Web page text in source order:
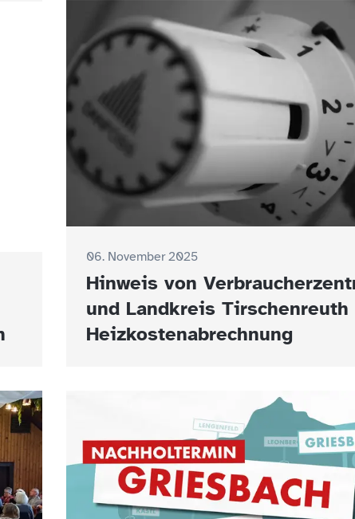
06. November 2025
Hinweis von
und Landkreis Tirschenreuth
Heizkostenabrechnung